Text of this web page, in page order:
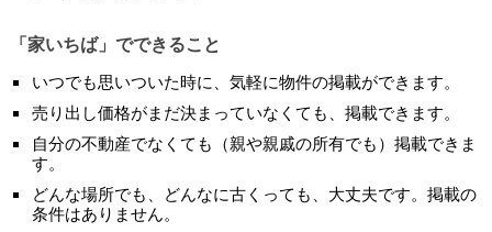
「家いちば」でできること
いつでも思いついた時に、気軽に物件の掲載ができます。
売り出し価格がまだ決まっていなくても、掲載できます。
自分の不動産でなくても（親や親戚の所有でも）掲載できま
す。
どんな場所でも、どんなに古くっても、大丈夫です。掲載の
条件はありません。